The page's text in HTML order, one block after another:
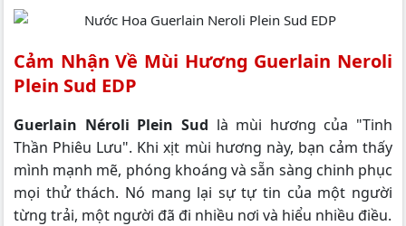
Cảm Nhận Về Mùi Hương Guerlain Neroli
Plein Sud EDP
Guerlain Néroli Plein Sud là mùi hương của "Tinh
Thần Phiêu Lưu". Khi xịt mùi hương này, bạn cảm thấy
mình mạnh mẽ, phóng khoáng và sẵn sàng chinh phục
mọi thử thách. Nó mang lại sự tự tin của một người
từng trải, một người đã đi nhiều nơi và hiểu nhiều điều.